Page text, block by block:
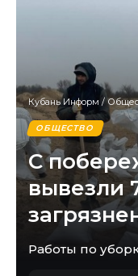
Кубань Информ /
ОБЩЕСТВО
С
вывезли
Работы по